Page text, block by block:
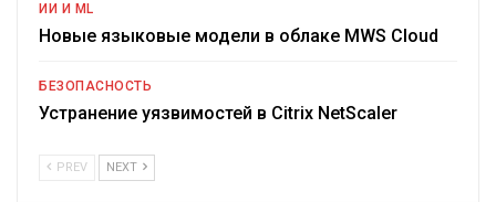
ИИ И ML
Новые языковые модели в облаке MWS Cloud
БЕЗОПАСНОСТЬ
Устранение уязвимостей в Citrix NetScaler
PREV NEXT